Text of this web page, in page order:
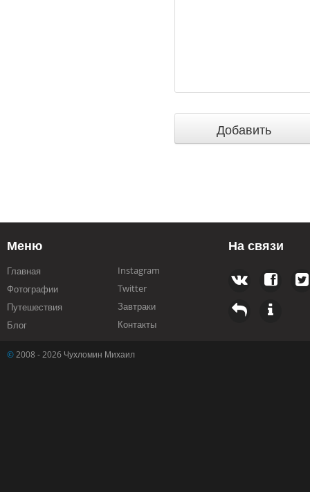
Меню
Главная
Фотографии
Путешествия
Блог
Instagram
Twitter
Завтраки
Контакты
На связи
© 2008 - 2026 Чухломин Михаил